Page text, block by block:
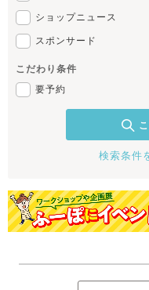
ショップニュース
スポンサード
こだわり条件
要予約
検索条件